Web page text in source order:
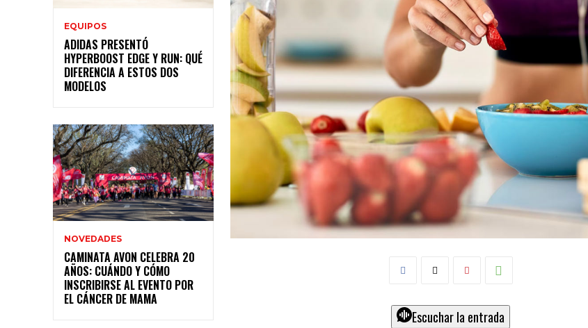
EQUIPOS
ADIDAS PRESENTÓ
HYPERBOOST EDGE Y RUN: QUÉ
DIFERENCIA A ESTOS DOS
MODELOS
NOVEDADES
CAMINATA AVON CELEBRA 20
AÑOS: CUÁNDO Y CÓMO
INSCRIBIRSE AL EVENTO POR
EL CÁNCER DE MAMA
Escuchar la entrada